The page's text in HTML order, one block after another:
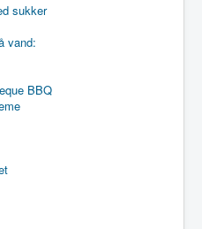
sukker
vand:
BBQ